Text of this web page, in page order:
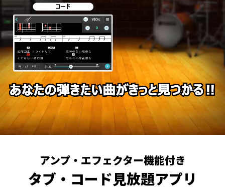
アンプ・エフェクター機能付き
タブ・コード見放題アプリ